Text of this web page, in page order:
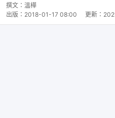
撰文： 溫樺
出版： 2018-01-17 08:00 更新：